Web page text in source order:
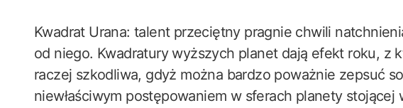
Kwadrat Urana: talent przeciętny pragnie chwili
od niego. Kwadratury wyższych planet dają efekt roku, z
raczej szkodliwa, gdyż można bardzo poważnie zepsuć
niewłaściwym postępowaniem w sferach planety